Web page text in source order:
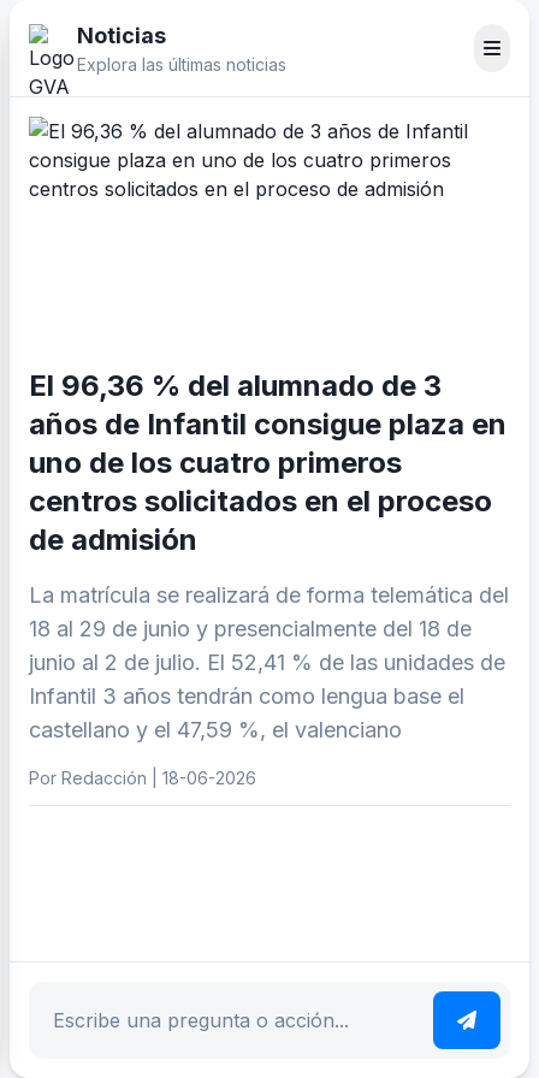
Noticias
Explora las últimas noticias
El 96,36 % del alumnado de 3
años de Infantil consigue plaza en
uno de los cuatro primeros
centros solicitados en el proceso
de admisión
La matrícula se realizará de forma telemática del
18 al 29 de junio y presencialmente del 18 de
junio al 2 de julio. El 52,41 % de las unidades de
Infantil 3 años tendrán como lengua base el
castellano y el 47,59 %, el valenciano
Por Redacción | 18-06-2026
Escribe tu pregunta